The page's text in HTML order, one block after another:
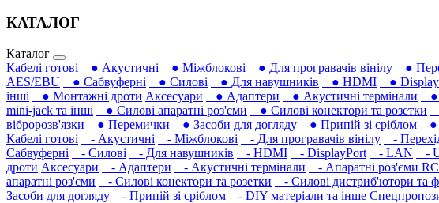
КАТАЛОГ
Каталог
Кабелі готові
● Акустичні ● Міжблокові ● Для програвачів вінілу ●
AES/EBU
● Сабвуферні ● Силові ● Для навушників‎ ● HDMI ●
інші
● Монтажні дроти Аксесуари ● Адаптери ● Акустичні термінали ●
mini-jack та інші
● Силові апаратні роз'єми ● Силові конектори та розетки
вібророзв'язки
● Перемички ● Засоби для догляду ● Припій зі сріблом ●
Кабелі готові
- Акустичні - Міжблокові - Для програвачів вінілу -
Сабвуферні
- Силові - Для навушників‎ - HDMI - DisplayPort - LAN -
дроти Аксесуари - Адаптери - Акустичні термінали - Апаратні роз'єми
апаратні роз'єми
- Силові конектори та розетки - Силові дистриб'ютори та
Засоби для догляду
- Припій зі сріблом - DIY матеріали та інше